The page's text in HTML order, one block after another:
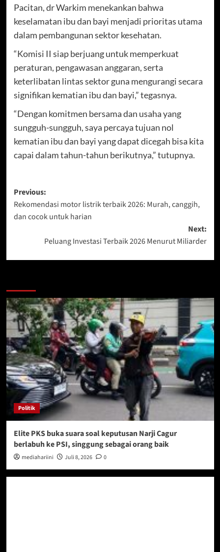
Pacitan, dr Warkim menekankan bahwa
keselamatan ibu dan bayi menjadi prioritas utama
dalam pembangunan sektor kesehatan.
“Komisi II siap berjuang untuk memperkuat
peraturan, pengawasan anggaran, serta
keterlibatan lintas sektor guna mengurangi secara
signifikan kematian ibu dan bayi,” tegasnya.
“Dengan komitmen bersama dan usaha yang
sungguh-sungguh, saya percaya tujuan nol
kematian ibu dan bayi yang dapat dicegah bisa kita
capai dalam tahun-tahun berikutnya,” tutupnya.
Post
navigation
Previous:
Rekomendasi motor listrik terbaik 2026: Murah, canggih,
dan cocok untuk harian
Next:
Peluang Investasi Terbaik 2026 Menurut Miliarder
Politik
Elite PKS buka suara soal keputusan Narji Cagur
berlabuh ke PSI, singgung sebagai orang baik
mediahariini Juli 8, 2026 0